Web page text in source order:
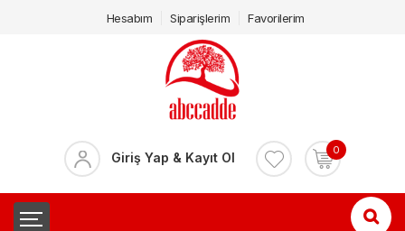
Hesabım Siparişlerim Favorilerim
Giriş Yap & Kayıt Ol 0